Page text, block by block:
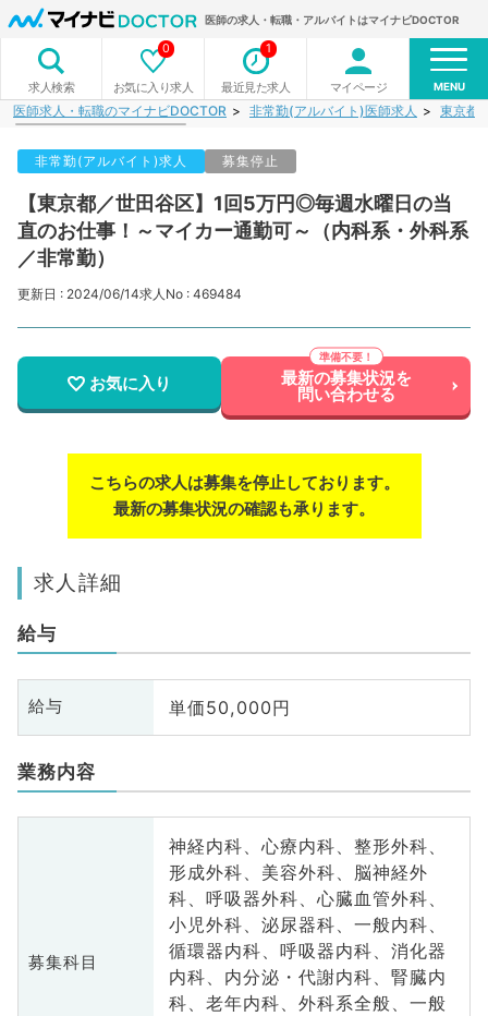
医師の求人・転職・アルバイトはマイナビDOCTOR
求人検索 お気に入り求人
0
最近見た求人
1
マイページ MENU
医師求人・転職のマイナビDOCTOR 非常勤(アルバイト)医師求人 東京都
非常勤(アルバイト)求人 募集停止
【東京都／世田谷区】1回5万円◎毎週水曜日の当
直のお仕事！～マイカー通勤可～（内科系・外科系
／非常勤）
更新日 : 2024/06/14求人No : 469484
お気に入り 最新の募集状況を
問い合わせる
こちらの求人は募集を停止しております。
最新の募集状況の確認も承ります。
求人詳細
給与
給与 単価50,000円
業務内容
募集科目
神経内科、心療内科、整形外科、
形成外科、美容外科、脳神経外
科、呼吸器外科、心臓血管外科、
小児外科、泌尿器科、一般内科、
循環器内科、呼吸器内科、消化器
内科、内分泌・代謝内科、腎臓内
科、老年内科、外科系全般、一般